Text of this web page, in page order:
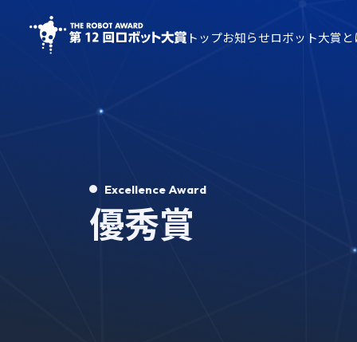
トップお知らせロボット大賞と
Excellence Award
優秀賞